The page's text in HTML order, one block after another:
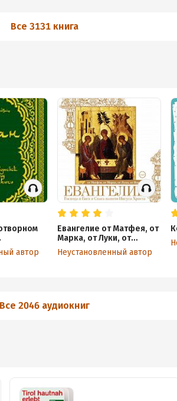
Все 3131 книга
автор
Евангелие от Матфея, от
Марка, от Луки, от
Иоанна
Неустановленный автор
Все 2046 аудиокниг